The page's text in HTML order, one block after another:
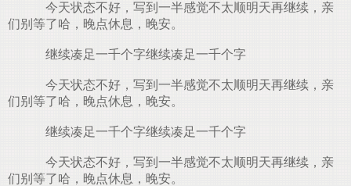
今天状态不好，写到一半感觉不太顺明天再继续，亲
们别等了哈，晚点休息，晚安。
继续凑足一千个字继续凑足一千个字
今天状态不好，写到一半感觉不太顺明天再继续，亲
们别等了哈，晚点休息，晚安。
继续凑足一千个字继续凑足一千个字
今天状态不好，写到一半感觉不太顺明天再继续，亲
们别等了哈，晚点休息，晚安。